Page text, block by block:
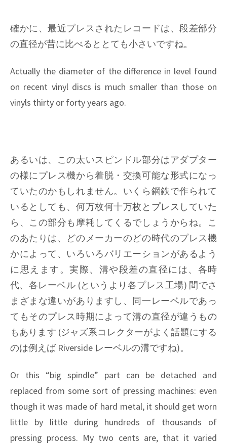
確かに、最近プレスされたレコードは、段差部分
の直径が昔に比べるととても小さいですね。
Actually the diameter of the difference in level found
on recent vinyl discs is much smaller than those on
vinyls thirty or forty years ago.
あるいは、この太いスピンドル部分はアダプター
の様にプレス機から着脱・交換可能な形式になっ
ていたのかもしれません。いくら鋼鉄で作られて
いるとしても、何万枚何十万枚とプレスしていた
ら、この部分も摩耗してくるでしょうからね。こ
のあたりは、どのメーカーのどの時代のプレス機
かによって、いろいろバリエーションがあるよう
に思えます。実際、溝や段差の直径には、各時
代、各レーベル (というより各プレス工場) 間でさ
まざまな違いがありますし、同一レーベルであっ
てもそのプレス時期によって溝の直径が違うもの
もあります (ジャズ系コレクターがよく話題にする
のは例えば Riverside レーベルの溝ですね)。
Or this “big spindle” part can be detached and
replaced from some sort of pressing machines: even
though it was made of hard metal, it should get worn
little by little during hundreds of thousands of
pressing process. My two cents are, that it varied